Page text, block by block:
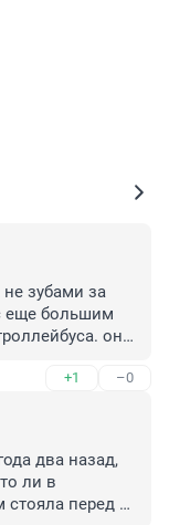
зубами за
еще большим
они
народу, и
а вину
сидит быдло.
все же получат
не
+1 –0
два назад,
ли в
стояла перед